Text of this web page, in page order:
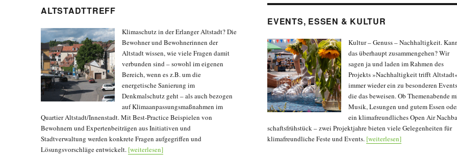
ALTSTADTTREFF
Klimaschutz in der Erlanger Altstadt? Die
Bewohner und Bewohnerinnen der
Altstadt wissen, wie viele Fragen damit
verbunden sind – sowohl im eigenen
Bereich, wenn es z.B. um die
energetische Sanierung im
Denkmalschutz geht – als auch bezogen
auf Klimaanpassungsmaßnahmen im
Quartier Altstadt/Innenstadt. Mit Best-Practice Beispielen von
Bewohnern und Expertenbeiträgen aus Initiativen und
Stadtverwaltung werden konkrete Fragen aufgegriffen und
Lösungsvorschläge entwickelt. [weiterlesen]
EVENTS, ESSEN & KULTUR
Kultur – Genuss – Nachhaltigkeit.
das überhaupt zusammen­gehen? Wir
sagen ja und laden im Rahmen des
Projekts »Nach­haltig­keit trifft Altstadt«
immer wieder ein zu besonderen
die das beweisen. Ob Themenabende
Musik, Lesungen und gutem Essen
ein klimafreundliches Open Air
schafts­frühstück – zwei Projekt­jahre bieten viele Gelegenheiten für
klima­freundliche Feste und Events. [weiterlesen]